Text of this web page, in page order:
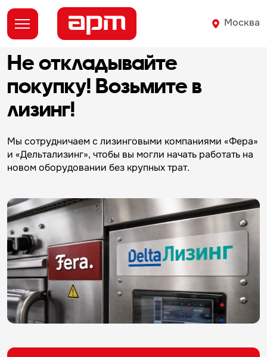
Москва
Не откладывайте
покупку! Возьмите в
лизинг!
Мы сотрудничаем с лизинговыми компаниями «Фера»
и «Дельтализинг», чтобы вы могли начать работать на
новом оборудовании без крупных трат.